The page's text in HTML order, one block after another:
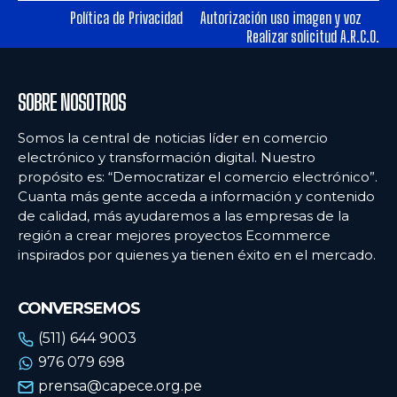
Ecommercenews
ARGENTINA
BOLIVIA
CHILE
COLOMBIA
ECUADOR
URUGUAY
VENEZUELA
Ecommercenews
ARGENTINA
BOLIVIA
CHILE
COLOMBIA
ECUADOR
URUGUAY
VENEZUELA
Política de Privacidad
Autorización uso imagen y voz
Realizar solicitud A.R.C.O.
SOBRE NOSOTROS
Somos la central de noticias líder en comercio
electrónico y transformación digital. Nuestro
propósito es: “Democratizar el comercio electrónico”.
Cuanta más gente acceda a información y contenido
de calidad, más ayudaremos a las empresas de la
región a crear mejores proyectos Ecommerce
inspirados por quienes ya tienen éxito en el mercado.
CONVERSEMOS
(511) 644 9003
976 079 698
prensa@capece.org.pe